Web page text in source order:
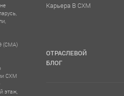
(CMA)
CXM
этаж,
Карьера В CXM
ОТРАСЛЕВОЙ
БЛОГ